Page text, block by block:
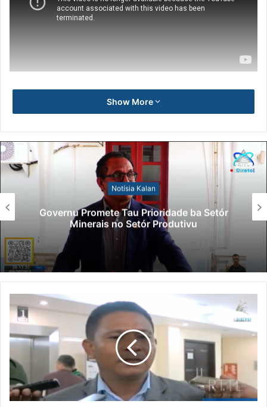
Show More
Notísia Kalan
Governu Promete Tau Prioridade ba Setór
Minerais no Setór Produtivu